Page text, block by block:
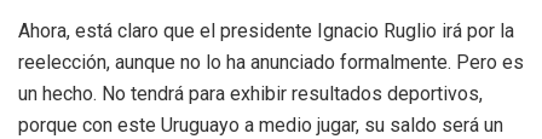
Ahora, está claro que el presidente Ignacio Ruglio irá por la
reelección, aunque no lo ha anunciado formalmente. Pero es
un hecho. No tendrá para exhibir resultados deportivos,
porque con este Uruguayo a medio jugar, su saldo será un